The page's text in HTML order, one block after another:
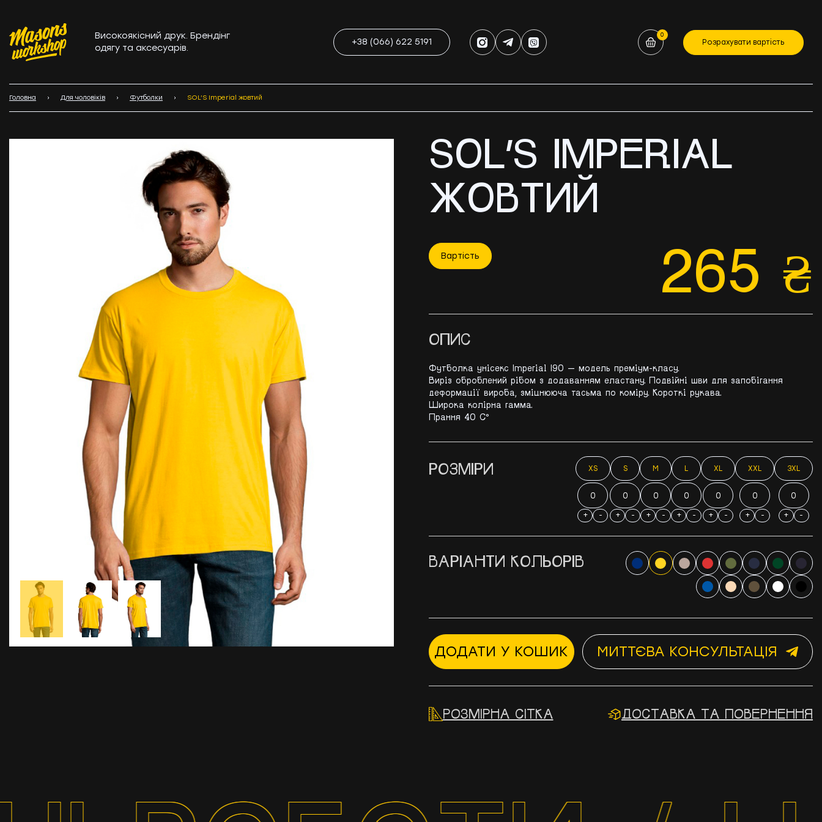
Високоякісний друк. Брендінг
одягу та аксесуарів.
+38 (066) 622 5191
0
Розрахувати вартість
Головна Для чоловіків Футболки SOL’S Imperial жовтий
SOL’S IMPERIAL
ЖОВТИЙ
Вартість 265 ₴
ОПИС
Футболка унісекс Imperial 190 — модель преміум-класу.
Виріз оброблений рібом з додаванням еластану. Подвійні шви для запобігання
деформації вироба, зміцнююча тасьма по коміру. Короткі рукава.
Широка колірна гамма.
Прання 40 С°
РОЗМІРИ XS
+ -
S
+ -
M
+ -
L
+ -
XL
+ -
XXL
+ -
3XL
+ -
ВАРІАНТИ КОЛЬОРІВ
ДОДАТИ У КОШИК МИТТЄВА КОНСУЛЬТАЦІЯ
РОЗМІРНА СІТКА ДОСТАВКА ТА ПОВЕРНЕННЯ